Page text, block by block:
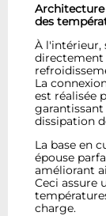
des
À l'intérieur,
directement
La
est réalisée
dissipation
La base en
épouse
améliorant
Ceci assure
charge.